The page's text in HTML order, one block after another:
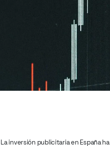
La inversión publicitaria en España